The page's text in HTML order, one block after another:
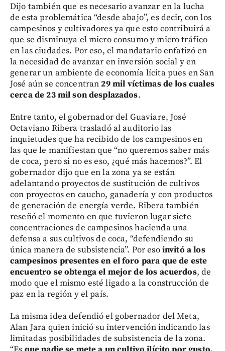
Dijo también que es necesario avanzar en la lucha
de esta problemática “desde abajo”, es decir, con los
campesinos y cultivadores ya que esto contribuirá a
que se disminuya el micro consumo y micro tráfico
en las ciudades. Por eso, el mandatario enfatizó en
la necesidad de avanzar en inversión social y en
generar un ambiente de economía lícita pues en San
José aún se concentran29 mil víctimas de los cuales
cerca de 23 mil son desplazados.
Entre tanto, el gobernador del Guaviare, José
Octaviano Ribera trasladó al auditorio las
inquietudes que ha recibido de los campesinos en
las que le manifiestan que “no queremos saber más
de coca, pero si no es eso, ¿qué más hacemos?”. El
gobernador dijo que en la zona ya se están
adelantando proyectos de sustitución de cultivos
con proyectos en caucho, ganadería y con productos
de generación de energía verde. Ribera también
reseñó el momento en que tuvieron lugar siete
concentraciones de campesinos hacienda una
defensa a sus cultivos de coca, “defendiendo su
única manera de subsistencia”. Por esoinvitó a los
campesinos presentes en el foro para que de este
encuentro se obtenga el mejor de los acuerdos, de
modo que el mismo esté ligado a la construcción de
paz en la región y el país.
La misma idea defendió el gobernador del Meta,
Alan Jara quien inició su intervención indicando las
limitadas posibilidades de subsistencia de la zona.